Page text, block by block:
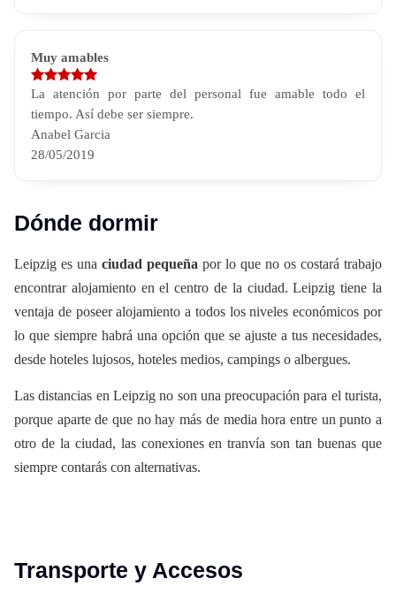
Muy amables
La atención por parte del personal fue amable todo el
tiempo. Así debe ser siempre.
Anabel Garcia
28/05/2019
Dónde dormir
Leipzig es una ciudad pequeña por lo que no os costará trabajo
encontrar alojamiento en el centro de la ciudad. Leipzig tiene la
ventaja de poseer alojamiento a todos los niveles económicos por
lo que siempre habrá una opción que se ajuste a tus necesidades,
desde hoteles lujosos, hoteles medios, campings o albergues.
Las distancias en Leipzig no son una preocupación para el turista,
porque aparte de que no hay más de media hora entre un punto a
otro de la ciudad, las conexiones en tranvía son tan buenas que
siempre contarás con alternativas.
Transporte y Accesos